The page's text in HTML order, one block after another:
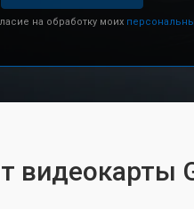
на обработку моих
видеокарты